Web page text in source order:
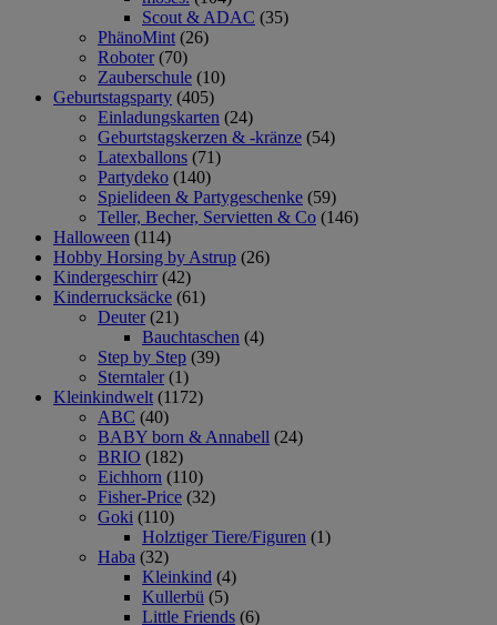
Scout & ADAC (35)
PhänoMint (26)
Roboter (70)
Zauberschule (10)
Geburtstagsparty (405)
Einladungskarten (24)
Geburtstagskerzen & -kränze (54)
Latexballons (71)
Partydeko (140)
Spielideen & Partygeschenke (59)
Teller, Becher, Servietten & Co (146)
Halloween (114)
Hobby Horsing by Astrup (26)
Kindergeschirr (42)
Kinderrucksäcke (61)
Deuter (21)
Bauchtaschen (4)
Step by Step (39)
Sterntaler (1)
Kleinkindwelt (1172)
ABC (40)
BABY born & Annabell (24)
BRIO (182)
Eichhorn (110)
Fisher-Price (32)
Goki (110)
Holztiger Tiere/Figuren (1)
Haba (32)
Kleinkind (4)
Kullerbü (5)
Little Friends (6)